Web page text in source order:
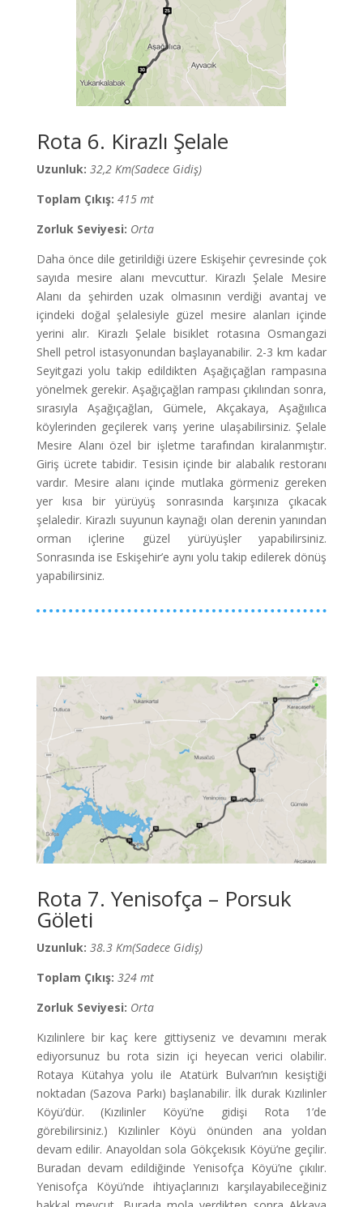
Rota 6. Kirazlı Şelale
Uzunluk: 32,2 Km(Sadece Gidiş)
Toplam Çıkış: 415 mt
Zorluk Seviyesi: Orta
Daha önce dile getirildiği üzere Eskişehir çevresinde çok
sayıda mesire alanı mevcuttur. Kirazlı Şelale Mesire
Alanı da şehirden uzak olmasının verdiği avantaj ve
içindeki doğal şelalesiyle güzel mesire alanları içinde
yerini alır. Kirazlı Şelale bisiklet rotasına Osmangazi
Shell petrol istasyonundan başlayanabilir. 2-3 km kadar
Seyitgazi yolu takip edildikten Aşağıçağlan rampasına
yönelmek gerekir. Aşağıçağlan rampası çıkılından sonra,
sırasıyla Aşağıçağlan, Gümele, Akçakaya, Aşağıılıca
köylerinden geçilerek varış yerine ulaşabilirsiniz. Şelale
Mesire Alanı özel bir işletme tarafından kiralanmıştır.
Giriş ücrete tabidir. Tesisin içinde bir alabalık restoranı
vardır. Mesire alanı içinde mutlaka görmeniz gereken
yer kısa bir yürüyüş sonrasında karşınıza çıkacak
şelaledir. Kirazlı suyunun kaynağı olan derenin yanından
orman içlerine güzel yürüyüşler yapabilirsiniz.
Sonrasında ise Eskişehir’e aynı yolu takip edilerek dönüş
yapabilirsiniz.
Rota 7. Yenisofça – Porsuk
Göleti
Uzunluk: 38.3 Km(Sadece Gidiş)
Toplam Çıkış: 324 mt
Zorluk Seviyesi: Orta
Kızılinlere bir kaç kere gittiyseniz ve devamını merak
ediyorsunuz bu rota sizin içi heyecan verici olabilir.
Rotaya Kütahya yolu ile Atatürk Bulvarı’nın kesiştiği
noktadan (Sazova Parkı) başlanabilir. İlk durak Kızılinler
Köyü’dür. (Kızılinler Köyü’ne gidişi Rota 1’de
görebilirsiniz.) Kızılinler Köyü önünden ana yoldan
devam edilir. Anayoldan sola Gökçekısık Köyü’ne geçilir.
Buradan devam edildiğinde Yenisofça Köyü’ne çıkılır.
Yenisofça Köyü’nde ihtiyaçlarınızı karşılayabileceğiniz